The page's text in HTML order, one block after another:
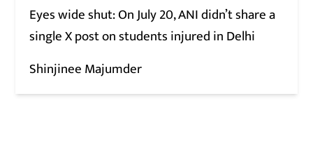
Eyes wide shut: On July 20, ANI didn’t share a
single X post on students injured in Delhi
Shinjinee Majumder